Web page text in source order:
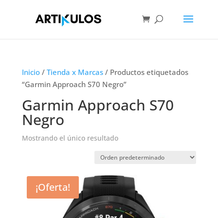
Inicio/ Tienda x Marcas/ Productos etiquetados
“Garmin Approach S70 Negro”
Garmin Approach S70
Negro
Mostrando el único resultado
¡Oferta!